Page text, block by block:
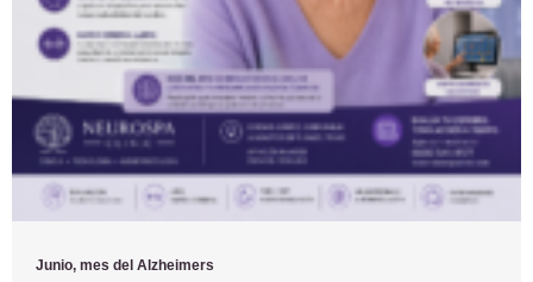
Junio, mes del Alzheimers